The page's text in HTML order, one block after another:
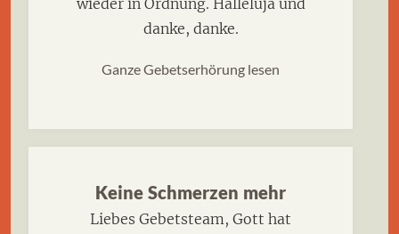
danke, danke.
Ganze Gebetserhörung lesen
Keine Schmerzen mehr
Liebes Gebetsteam, Gott hat